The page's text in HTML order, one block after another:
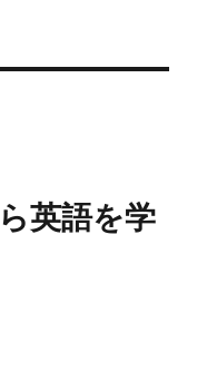
英語を学